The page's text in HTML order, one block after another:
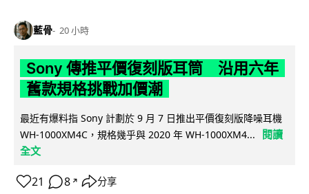
藍骨 20 小時
Sony 傳推平價復刻版耳筒 沿用六年
舊款規格挑戰加價潮
最近有爆料指 Sony 計劃於 9 月 7 日推出平價復刻版降噪耳機
WH-1000XM4C，規格幾乎與 2020 年 WH-1000XM4...
閱讀
全文
21 8 ↗ 分享